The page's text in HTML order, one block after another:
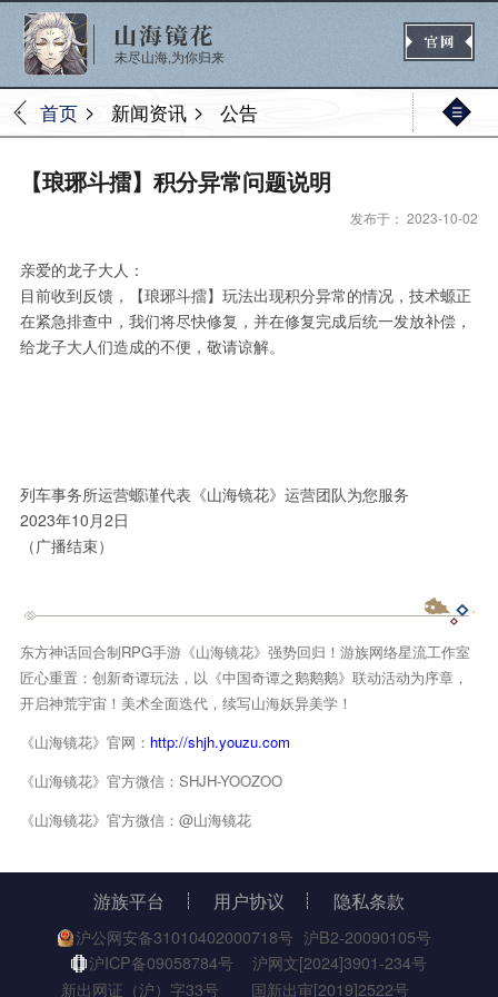
未尽山海,为你归来
首页 > 新闻资讯 > 公告
官网首页
新闻
【琅琊斗擂】积分异常问题说明
发布于： 2023-10-02
亲爱的龙子大人：
目前收到反馈，【琅琊斗擂】玩法出现积分异常的情况，技术螈正
在紧急排查中，我们将尽快修复，并在修复完成后统一发放补偿，
给龙子大人们造成的不便，敬请谅解。
列车事务所运营螈谨代表《山海镜花》运营团队为您服务
2023年10月2日
（广播结束）
东方神话回合制RPG手游《山海镜花》强势回归！游族网络星流工作室
匠心重置：创新奇谭玩法，以《中国奇谭之鹅鹅鹅》联动活动为序章，
开启神荒宇宙！美术全面迭代，续写山海妖异美学！
《山海镜花》官网： http://shjh.youzu.com
《山海镜花》官方微信：SHJH-YOOZOO
《山海镜花》官方微信：@山海镜花
游族平台 用户协议 隐私条款
沪公网安备31010402000718号 沪B2-20090105号
沪ICP备09058784号
沪网文[2024]3901-234号
新出网证（沪）字33号
国新出审[2019]2522号